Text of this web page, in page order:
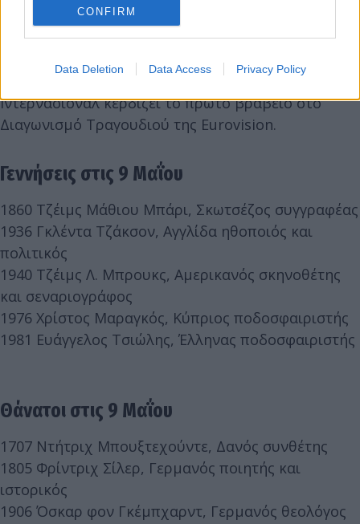
CONFIRM
Data Deletion Data Access Privacy Policy
1994 Ο Νέλσον Μαντέλα ανακηρύσσεται ως ο
πρώτος μαύρος πρόεδρος της Νότιας Αφρικής.
1998 Η Ισραηλινή τρανσέξουαλ Ντάνα
Ιντερνάσιοναλ κερδίζει το πρώτο βραβείο στο
Διαγωνισμό Τραγουδιού της Eurovision.
Γεννήσεις στις 9 Μαΐου
1860 Τζέιμς Μάθιου Μπάρι, Σκωτσέζος συγγραφέας
1936 Γκλέντα Τζάκσον, Αγγλίδα ηθοποιός και
πολιτικός
1940 Τζέιμς Λ. Μπρουκς, Αμερικανός σκηνοθέτης
και σεναριογράφος
1976 Χρίστος Μαραγκός, Κύπριος ποδοσφαιριστής
1981 Ευάγγελος Τσιώλης, Έλληνας ποδοσφαιριστής
Θάνατοι στις 9 Μαΐου
1707 Ντήτριχ Μπουξτεχούντε, Δανός συνθέτης
1805 Φρίντριχ Σίλερ, Γερμανός ποιητής και
ιστορικός
1906 Όσκαρ φον Γκέμπχαρντ, Γερμανός θεολόγος